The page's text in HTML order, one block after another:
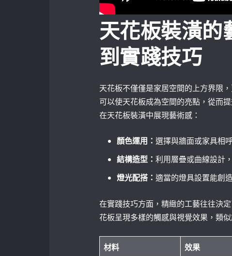
天花板裝潢的
到實踐技巧
天花板不僅僅是家居空間的上方界限
可以使天花板成為空間的亮點，從而
在天花板裝潢中展現藝術感：
顏色運用： 選擇與牆面或家具相
結構造型： 利用層疊或曲線設計
燈光配搭： 適當的燈具設置能創
在實踐技巧方面，精緻的工藝往往決
花板呈現多樣的觸感與視覺效果，類
材料 效果